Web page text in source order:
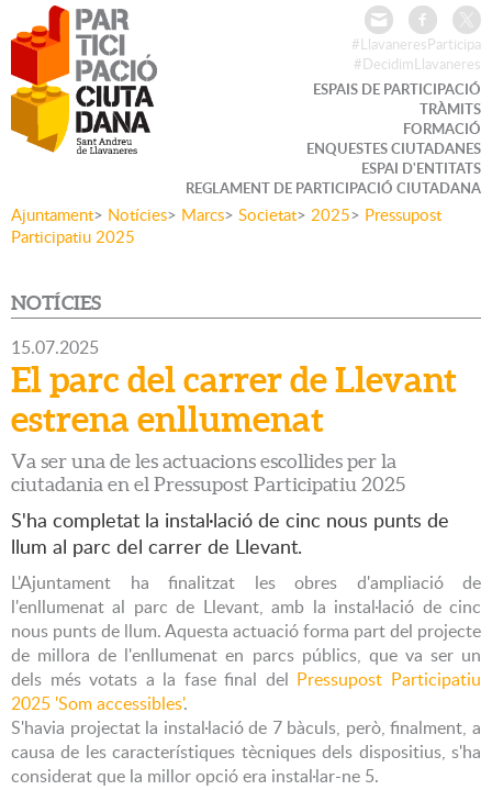
#LlavaneresParticipa
#DecidimLlavaneres
ESPAIS DE PARTICIPACIÓ
TRÀMITS
FORMACIÓ
ENQUESTES CIUTADANES
ESPAI D'ENTITATS
REGLAMENT DE PARTICIPACIÓ CIUTADANA
Ajuntament> Notícies> Marcs> Societat> 2025> Pressupost
Participatiu 2025
NOTÍCIES
15.07.2025
El parc del carrer de Llevant
estrena enllumenat
Va ser una de les actuacions escollides per la
ciutadania en el Pressupost Participatiu 2025
S'ha completat la instal·lació de cinc nous punts de
llum al parc del carrer de Llevant.
L'Ajuntament ha finalitzat les obres d'ampliació de
l'enllumenat al parc de Llevant, amb la instal·lació de cinc
nous punts de llum. Aquesta actuació forma part del projecte
de millora de l'enllumenat en parcs públics, que va ser un
dels més votats a la fase final del Pressupost Participatiu
2025 'Som accessibles'.
S'havia projectat la instal·lació de 7 bàculs, però, finalment, a
causa de les característiques tècniques dels dispositius, s'ha
considerat que la millor opció era instal·lar-ne 5.